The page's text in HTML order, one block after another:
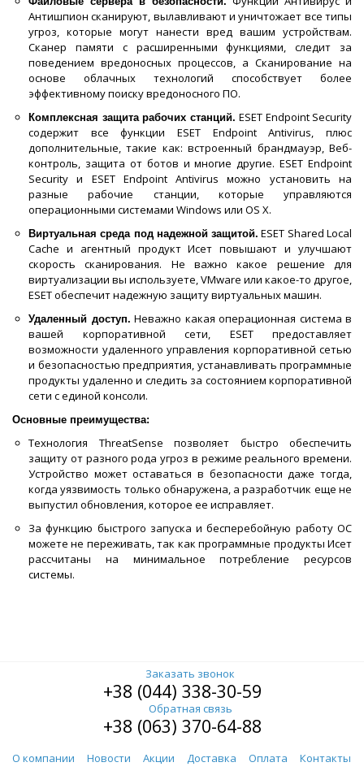
Антишпион сканируют, вылавливают и уничтожает все типы
угроз, которые могут нанести вред вашим устройствам.
Сканер памяти с расширенными функциями, следит за
поведением вредоносных процессов, а Сканирование на
основе облачных технологий способствует более
эффективному поиску вредоносного ПО.
Комплексная защита рабочих станций. ESET Endpoint Security
содержит все функции ESET Endpoint Antivirus, плюс
дополнительные, такие как: встроенный брандмауэр, Веб-
контроль, защита от ботов и многие другие. ESET Endpoint
Security и ESET Endpoint Antivirus можно установить на
разные рабочие станции, которые управляются
операционными системами Windows или OS X.
Виртуальная среда под надежной защитой. ESET Shared Local
Cache и агентный продукт Исет повышают и улучшают
скорость сканирования. Не важно какое решение для
виртуализации вы используете, VMware или какое-то другое,
ESET обеспечит надежную защиту виртуальных машин.
Удаленный доступ. Неважно какая операционная система в
вашей корпоративной сети, ESET предоставляет
возможности удаленного управления корпоративной сетью
и безопасностью предприятия, устанавливать программные
продукты удаленно и следить за состоянием корпоративной
сети с единой консоли.
Основные преимущества:
Технология ThreatSense позволяет быстро обеспечить
защиту от разного рода угроз в режиме реального времени.
Устройство может оставаться в безопасности даже тогда,
когда уязвимость только обнаружена, а разработчик еще не
выпустил обновления, которое ее исправляет.
За функцию быстрого запуска и бесперебойную работу ОС
можете не переживать, так как программные продукты Исет
рассчитаны на минимальное потребление ресурсов
системы.
Заказать звонок
+38 (044) 338-30-59
Обратная связь
+38 (063) 370-64-88
О компании Новости Акции Доставка Оплата Контакты